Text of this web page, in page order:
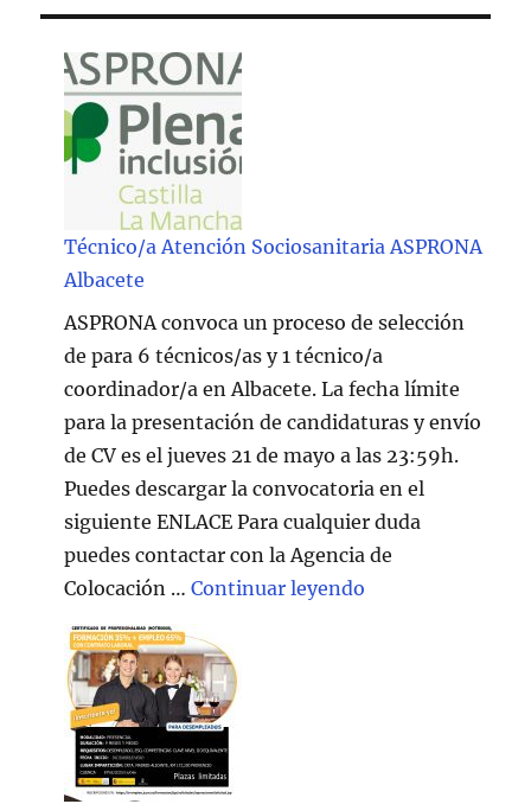
Técnico/a Atención Sociosanitaria ASPRONA
Albacete
ASPRONA convoca un proceso de selección
de para 6 técnicos/as y 1 técnico/a
coordinador/a en Albacete. La fecha límite
para la presentación de candidaturas y envío
de CV es el jueves 21 de mayo a las 23:59h.
Puedes descargar la convocatoria en el
siguiente ENLACE Para cualquier duda
puedes contactar con la Agencia de
Colocación …Continuar leyendo